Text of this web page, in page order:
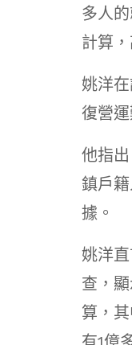
多人
計算
姚洋
復營
他指
鎮戶
據。
姚洋
查，
算，